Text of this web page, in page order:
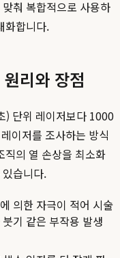
춰 복합적으로 사용하
화합니다.
리와 장점
) 단위 레이저보다 1000
이저를 조사하는 방식
직의 열 손상을 최소화
습니다.
의한 자극이 적어 시술
기 같은 부작용 발생